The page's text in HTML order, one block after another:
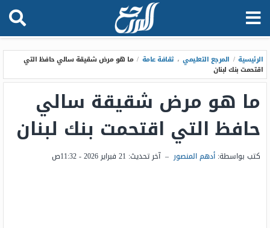
الرئيسية / المرجع التعليمي ، ثقافة عامة / ما هو مرض شقيقة سالي حافظ التي
اقتحمت بنك لبنان
ما هو مرض شقيقة سالي
حافظ التي اقتحمت بنك لبنان
كتب بواسطة: أدهم المنصور – آخر تحديث: 21 فبراير 2026 - 11:32ص